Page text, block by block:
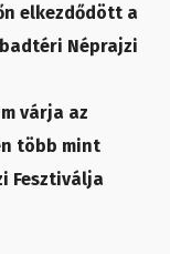
elkezdődött a
Néprajzi
várja az
több mint
Fesztiválja